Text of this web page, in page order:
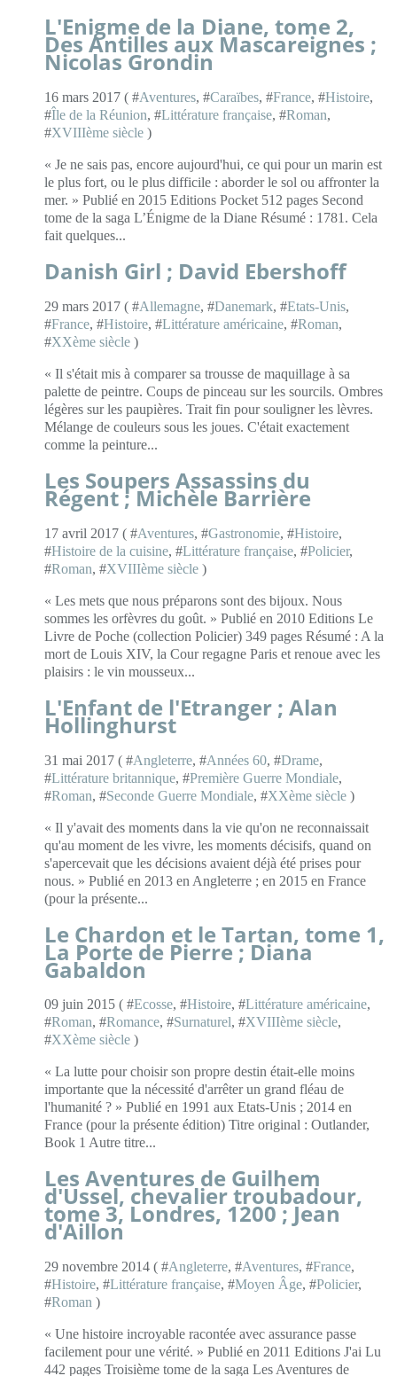
L'Enigme de la Diane, tome 2,
Des Antilles aux Mascareignes ;
Nicolas Grondin
16 mars 2017 ( #Aventures, #Caraïbes, #France, #Histoire,
#Île de la Réunion, #Littérature française, #Roman,
#XVIIIème siècle )
« Je ne sais pas, encore aujourd'hui, ce qui pour un marin est
le plus fort, ou le plus difficile : aborder le sol ou affronter la
mer. » Publié en 2015 Editions Pocket 512 pages Second
tome de la saga L’Énigme de la Diane Résumé : 1781. Cela
fait quelques...
Danish Girl ; David Ebershoff
29 mars 2017 ( #Allemagne, #Danemark, #Etats-Unis,
#France, #Histoire, #Littérature américaine, #Roman,
#XXème siècle )
« Il s'était mis à comparer sa trousse de maquillage à sa
palette de peintre. Coups de pinceau sur les sourcils. Ombres
légères sur les paupières. Trait fin pour souligner les lèvres.
Mélange de couleurs sous les joues. C'était exactement
comme la peinture...
Les Soupers Assassins du
Régent ; Michèle Barrière
17 avril 2017 ( #Aventures, #Gastronomie, #Histoire,
#Histoire de la cuisine, #Littérature française, #Policier,
#Roman, #XVIIIème siècle )
« Les mets que nous préparons sont des bijoux. Nous
sommes les orfèvres du goût. » Publié en 2010 Editions Le
Livre de Poche (collection Policier) 349 pages Résumé : A la
mort de Louis XIV, la Cour regagne Paris et renoue avec les
plaisirs : le vin mousseux...
L'Enfant de l'Etranger ; Alan
Hollinghurst
31 mai 2017 ( #Angleterre, #Années 60, #Drame,
#Littérature britannique, #Première Guerre Mondiale,
#Roman, #Seconde Guerre Mondiale, #XXème siècle )
« Il y'avait des moments dans la vie qu'on ne reconnaissait
qu'au moment de les vivre, les moments décisifs, quand on
s'apercevait que les décisions avaient déjà été prises pour
nous. » Publié en 2013 en Angleterre ; en 2015 en France
(pour la présente...
Le Chardon et le Tartan, tome 1,
La Porte de Pierre ; Diana
Gabaldon
09 juin 2015 ( #Ecosse, #Histoire, #Littérature américaine,
#Roman, #Romance, #Surnaturel, #XVIIIème siècle,
#XXème siècle )
« La lutte pour choisir son propre destin était-elle moins
importante que la nécessité d'arrêter un grand fléau de
l'humanité ? » Publié en 1991 aux Etats-Unis ; 2014 en
France (pour la présente édition) Titre original : Outlander,
Book 1 Autre titre...
Les Aventures de Guilhem
d'Ussel, chevalier troubadour,
tome 3, Londres, 1200 ; Jean
d'Aillon
29 novembre 2014 ( #Angleterre, #Aventures, #France,
#Histoire, #Littérature française, #Moyen Âge, #Policier,
#Roman )
« Une histoire incroyable racontée avec assurance passe
facilement pour une vérité. » Publié en 2011 Editions J'ai Lu
442 pages Troisième tome de la saga Les Aventures de